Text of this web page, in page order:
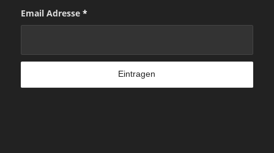
Email Adresse *